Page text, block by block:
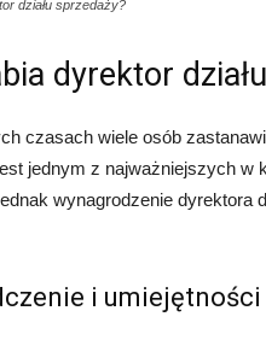
działu sprzedaży?
dyrektor
czasach wiele osób
jednym z najważniejszych w
wynagrodzenie dyrektora
i umiejętności